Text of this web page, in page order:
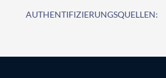
AUTHENTIFIZIERUNGSQUELLEN: